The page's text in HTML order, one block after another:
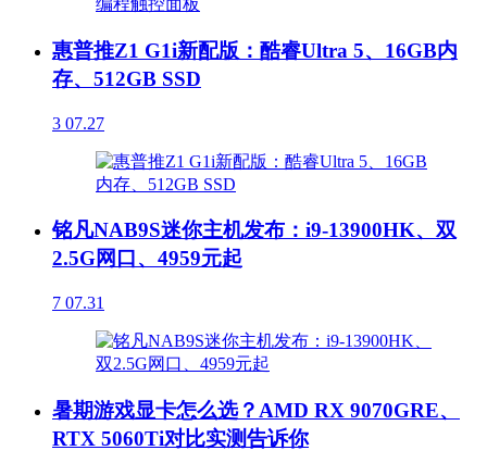
惠普推Z1 G1i新配版：酷睿Ultra 5、16GB内
存、512GB SSD
3 07.27
铭凡NAB9S迷你主机发布：i9-13900HK、双
2.5G网口、4959元起
7 07.31
暑期游戏显卡怎么选？AMD RX 9070GRE、
RTX 5060Ti对比实测告诉你